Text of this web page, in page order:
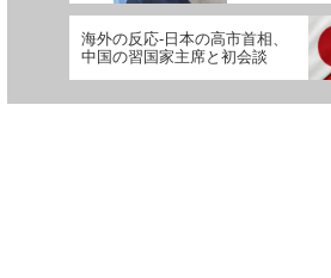
海外の反応-日本の高市首相、
中国の習国家主席と初会談